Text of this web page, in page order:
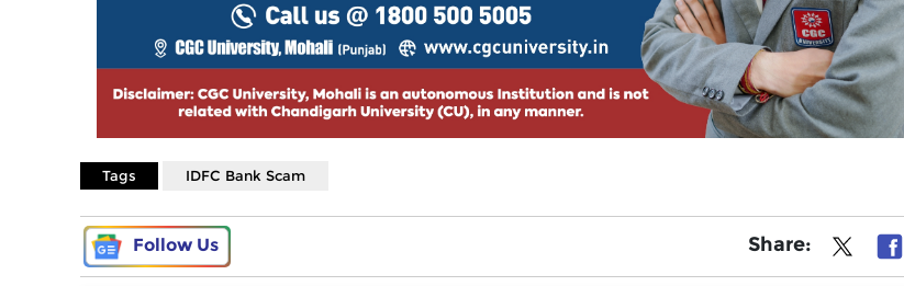
Tags IDFC Bank Scam
Follow Us Share: